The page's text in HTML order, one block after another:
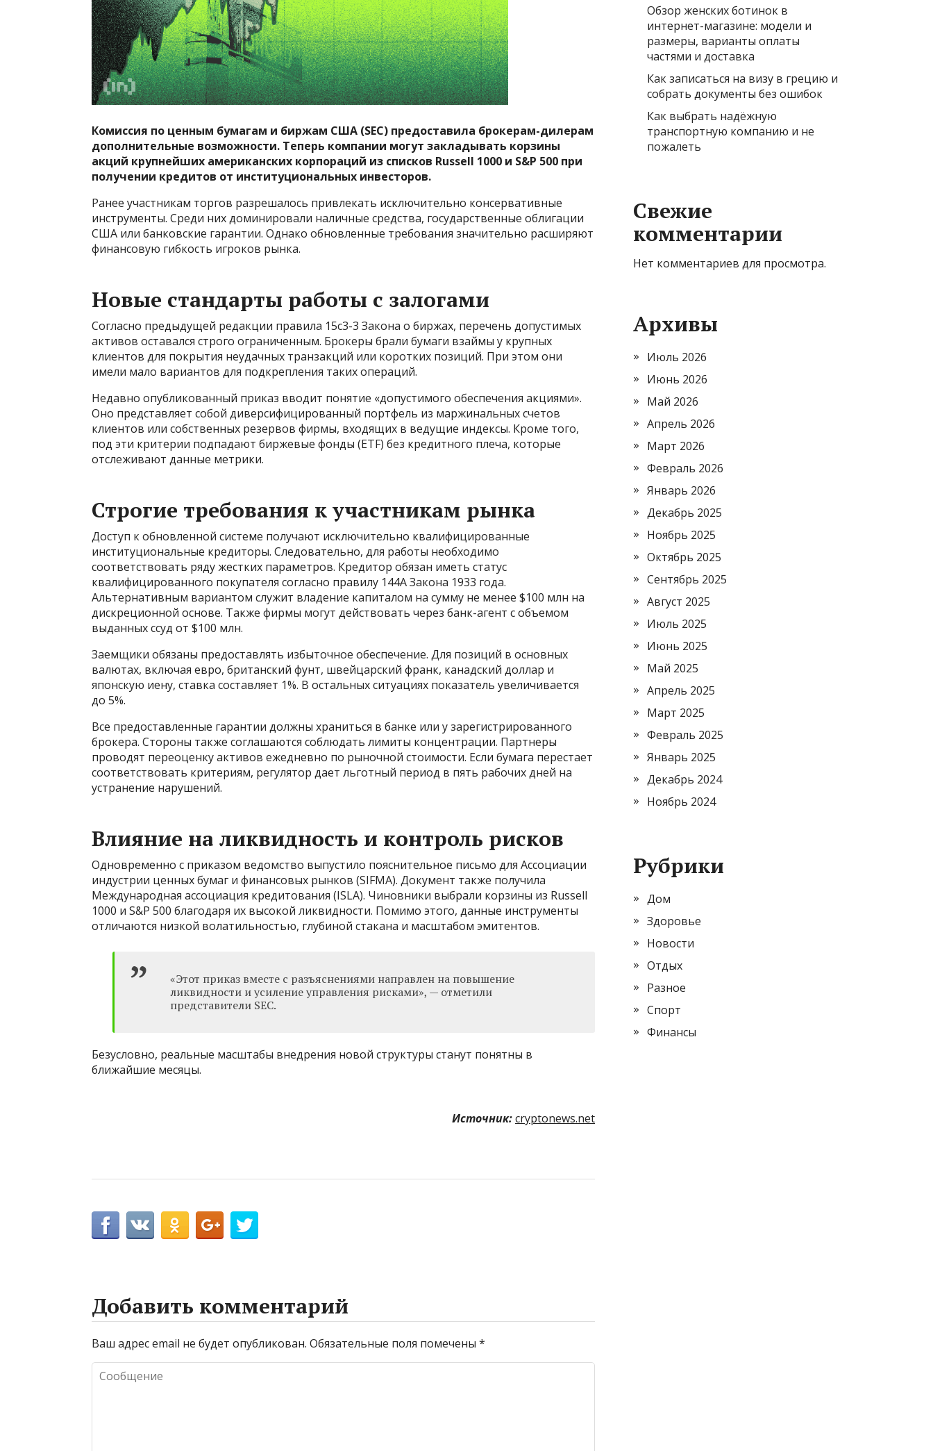
Комиссия по ценным бумагам и биржам США (SEC) предоставила брокерам-дилерам
дополнительные возможности. Теперь компании могут закладывать корзины
акций крупнейших американских корпораций из списков Russell 1000 и S&P 500 при
получении кредитов от институциональных инвесторов.
Ранее участникам торгов разрешалось привлекать исключительно консервативные
инструменты. Среди них доминировали наличные средства, государственные облигации
США или банковские гарантии. Однако обновленные требования значительно расширяют
финансовую гибкость игроков рынка.
Новые стандарты работы с залогами
Согласно предыдущей редакции правила 15c3-3 Закона о биржах, перечень допустимых
активов оставался строго ограниченным. Брокеры брали бумаги взаймы у крупных
клиентов для покрытия неудачных транзакций или коротких позиций. При этом они
имели мало вариантов для подкрепления таких операций.
Недавно опубликованный приказ вводит понятие «допустимого обеспечения акциями».
Оно представляет собой диверсифицированный портфель из маржинальных счетов
клиентов или собственных резервов фирмы, входящих в ведущие индексы. Кроме того,
под эти критерии подпадают биржевые фонды (ETF) без кредитного плеча, которые
отслеживают данные метрики.
Строгие требования к участникам рынка
Доступ к обновленной системе получают исключительно квалифицированные
институциональные кредиторы. Следовательно, для работы необходимо
соответствовать ряду жестких параметров. Кредитор обязан иметь статус
квалифицированного покупателя согласно правилу 144A Закона 1933 года.
Альтернативным вариантом служит владение капиталом на сумму не менее $100 млн на
дискреционной основе. Также фирмы могут действовать через банк-агент с объемом
выданных ссуд от $100 млн.
Заемщики обязаны предоставлять избыточное обеспечение. Для позиций в основных
валютах, включая евро, британский фунт, швейцарский франк, канадский доллар и
японскую иену, ставка составляет 1%. В остальных ситуациях показатель увеличивается
до 5%.
Все предоставленные гарантии должны храниться в банке или у зарегистрированного
брокера. Стороны также соглашаются соблюдать лимиты концентрации. Партнеры
проводят переоценку активов ежедневно по рыночной стоимости. Если бумага перестает
соответствовать критериям, регулятор дает льготный период в пять рабочих дней на
устранение нарушений.
Влияние на ликвидность и контроль рисков
Одновременно с приказом ведомство выпустило пояснительное письмо для Ассоциации
индустрии ценных бумаг и финансовых рынков (SIFMA). Документ также получила
Международная ассоциация кредитования (ISLA). Чиновники выбрали корзины из Russell
1000 и S&P 500 благодаря их высокой ликвидности. Помимо этого, данные инструменты
отличаются низкой волатильностью, глубиной стакана и масштабом эмитентов.
«Этот приказ вместе с разъяснениями направлен на повышение
ликвидности и усиление управления рисками», — отметили
представители SEC.
Безусловно, реальные масштабы внедрения новой структуры станут понятны в
ближайшие месяцы.
Источник:cryptonews.net
Добавить комментарий
Ваш адрес email не будет опубликован. Обязательные поля помечены *
Обзор женских ботинок в
интернет-магазине: модели и
размеры, варианты оплаты
частями и доставка
Как записаться на визу в грецию и
собрать документы без ошибок
Как выбрать надёжную
транспортную компанию и не
пожалеть
Свежие
комментарии
Нет комментариев для просмотра.
Архивы
Июль 2026
Июнь 2026
Май 2026
Апрель 2026
Март 2026
Февраль 2026
Январь 2026
Декабрь 2025
Ноябрь 2025
Октябрь 2025
Сентябрь 2025
Август 2025
Июль 2025
Июнь 2025
Май 2025
Апрель 2025
Март 2025
Февраль 2025
Январь 2025
Декабрь 2024
Ноябрь 2024
Рубрики
Дом
Здоровье
Новости
Отдых
Разное
Спорт
Финансы